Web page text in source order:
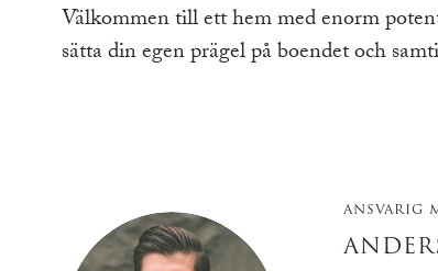
Välkommen till ett hem med enorm
sätta din egen prägel på boendet och
ANSVARIG